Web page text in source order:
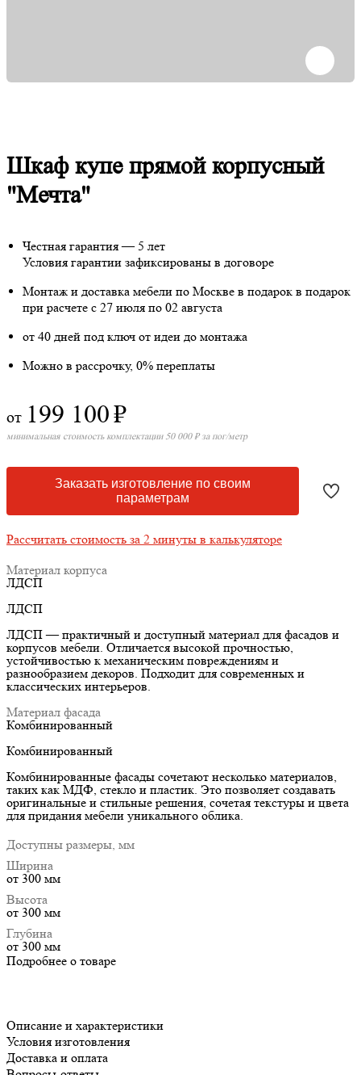
Шкаф купе прямой корпусный
"Мечта"
Честная гарантия — 5 лет
Условия гарантии зафиксированы в договоре
Монтаж и доставка мебели по Москве в подарок в подарок
при расчете с 27 июля по 02 августа
от 40 дней под ключ от идеи до монтажа
Можно в рассрочку, 0% переплаты
от 199 100₽
минимальная стоимость комплектации 50 000 ₽ за пог/метр
Заказать изготовление по своим
параметрам
Рассчитать стоимость за 2 минуты в калькуляторе
Материал корпуса
ЛДСП
ЛДСП
ЛДСП — практичный и доступный материал для фасадов и
корпусов мебели. Отличается высокой прочностью,
устойчивостью к механическим повреждениям и
разнообразием декоров. Подходит для современных и
классических интерьеров.
Материал фасада
Комбинированный
Комбинированный
Комбинированные фасады сочетают несколько материалов,
таких как МДФ, стекло и пластик. Это позволяет создавать
оригинальные и стильные решения, сочетая текстуры и цвета
для придания мебели уникального облика.
Доступны размеры, мм
Ширина
от 300 мм
Высота
от 300 мм
Глубина
от 300 мм
Подробнее о товаре
Описание и характеристики
Условия изготовления
Доставка и оплата